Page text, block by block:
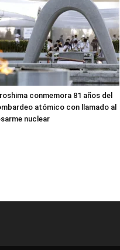
conmemora 81 años del
atómico con llamado al
nuclear